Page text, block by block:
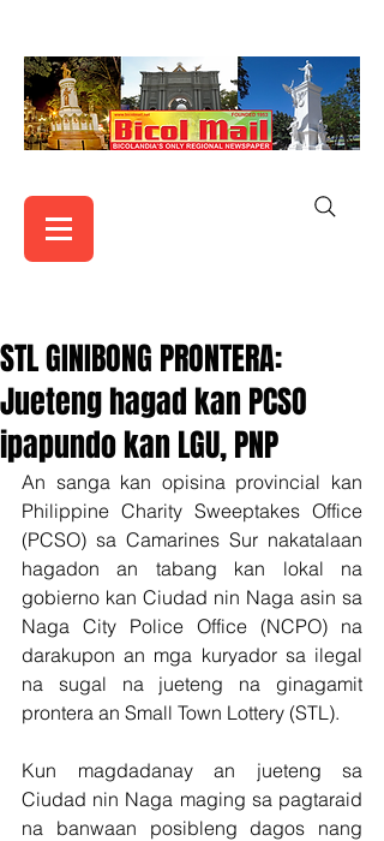
STL GINIBONG PRONTERA:
Jueteng hagad kan PCSO
ipapundo kan LGU, PNP
An sanga kan opisina provincial kan
Philippine Charity Sweeptakes Office
(PCSO) sa Camarines Sur nakatalaan
hagadon an tabang kan lokal na
gobierno kan Ciudad nin Naga asin sa
Naga City Police Office (NCPO) na
darakupon an mga kuryador sa ilegal
na sugal na jueteng na ginagamit
prontera an Small Town Lottery (STL).
Kun magdadanay an jueteng sa
Ciudad nin Naga maging sa pagtaraid
na banwaan posibleng dagos nang